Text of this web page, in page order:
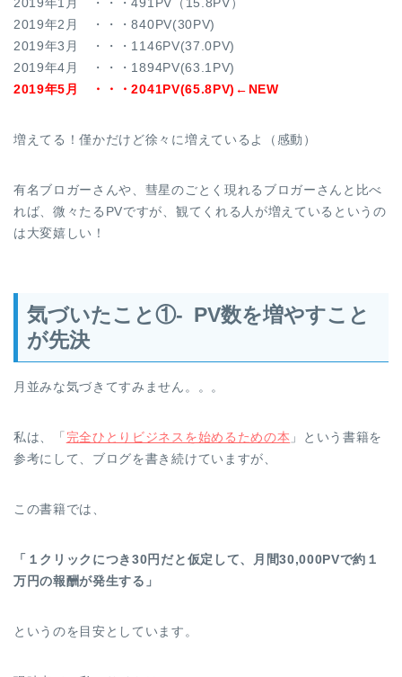
2019年1月 ・・・491PV（15.8PV）
2019年2月 ・・・840PV(30PV)
2019年3月 ・・・1146PV(37.0PV)
2019年4月 ・・・1894PV(63.1PV)
2019年5月 ・・・2041PV(65.8PV)←NEW
増えてる！僅かだけど徐々に増えているよ（感動）
有名ブロガーさんや、彗星のごとく現れるブロガーさんと比べ
れば、微々たるPVですが、観てくれる人が増えているというの
は大変嬉しい！
気づいたこと①- PV数を増やすこと
が先決
月並みな気づきてすみません。。。
私は、「 完全ひとりビジネスを始めるための本 」という書籍を
参考にして、ブログを書き続けていますが、
この書籍では、
「１クリックにつき30円だと仮定して、月間30,000PVで約１
万円の報酬が発生する」
というのを目安としています。